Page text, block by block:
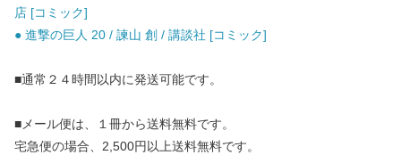
店 [コミック]
● 進撃の巨人 20 / 諫山 創 / 講談社 [コミック]
■通常２４時間以内に発送可能です。
■メール便は、１冊から送料無料です。
宅急便の場合、2,500円以上送料無料です。